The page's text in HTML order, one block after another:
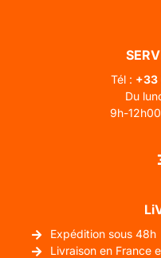
Tél : +33
Du
9h-
Expédition sous 48h
Livraison en France